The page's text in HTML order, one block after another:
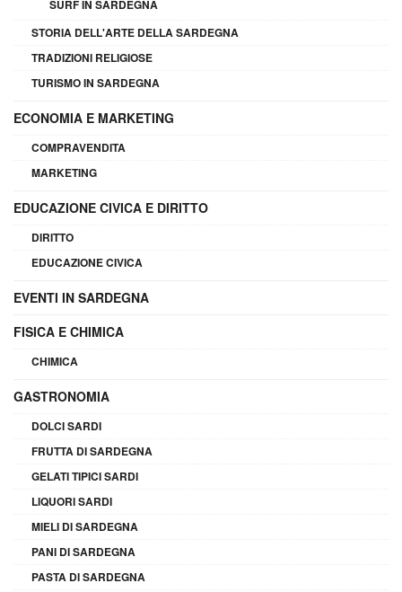
SURF IN SARDEGNA
STORIA DELL'ARTE DELLA SARDEGNA
TRADIZIONI RELIGIOSE
TURISMO IN SARDEGNA
ECONOMIA E MARKETING
COMPRAVENDITA
MARKETING
EDUCAZIONE CIVICA E DIRITTO
DIRITTO
EDUCAZIONE CIVICA
EVENTI IN SARDEGNA
FISICA E CHIMICA
CHIMICA
GASTRONOMIA
DOLCI SARDI
FRUTTA DI SARDEGNA
GELATI TIPICI SARDI
LIQUORI SARDI
MIELI DI SARDEGNA
PANI DI SARDEGNA
PASTA DI SARDEGNA